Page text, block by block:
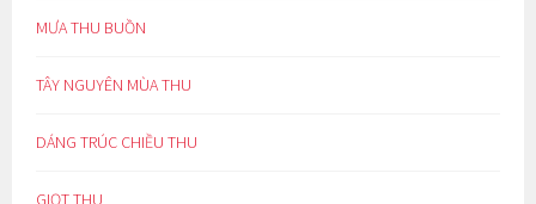
MƯA THU BUỒN
TÂY NGUYÊN MÙA THU
DÁNG TRÚC CHIỀU THU
GIỌT THU